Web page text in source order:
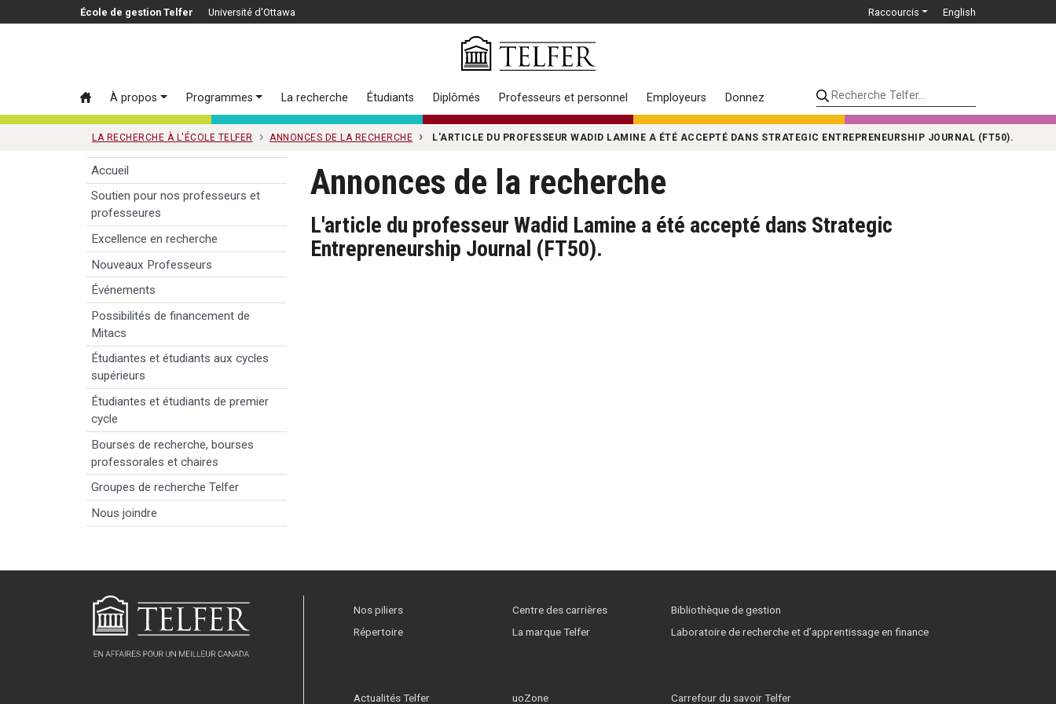
Passer au contenu principal
École de gestion Telfer Université d'Ottawa Raccourcis English
À propos Programmes La recherche Étudiants Diplômés Professeurs et personnel Employeurs DonnezRecherche Telfer...
LA RECHERCHE À L'ÉCOLE TELFER ANNONCES DE LA RECHERCHE L'ARTICLE DU PROFESSEUR WADID LAMINE A ÉTÉ ACCEPTÉ DANS STRATEGIC ENTREPRENEURSHIP JOURNAL (FT50).
Accueil
Soutien pour nos professeurs et
professeures
Excellence en recherche
Nouveaux Professeurs
Événements
Possibilités de financement de
Mitacs
Étudiantes et étudiants aux cycles
supérieurs
Étudiantes et étudiants de premier
cycle
Bourses de recherche, bourses
professorales et chaires
Groupes de recherche Telfer
Nous joindre
Annonces de la recherche
L'article du professeur Wadid Lamine a été accepté dans Strategic
Entrepreneurship Journal (FT50).
Nos piliers
Répertoire
Centre des carrières
La marque Telfer
Bibliothèque de gestion
Laboratoire de recherche et d’apprentissage en finance
Actualités Telfer uoZone Carrefour du savoir Telfer